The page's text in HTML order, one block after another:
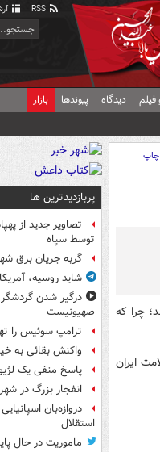
دیدگاه پیوندها بازار
چاپ
چرا که
ایران
پربازدیدترین ها
تصاویر جدید از
توسط سپاه
گربه جریان برق
شاید روسیه،
درگیر شدن گردشگر
صهیونیست
ترامپ سوئیس را
واکنش بقائی به
پاسخ منفی یک
انفجار بزرگ در
دروازه‌بان
استقلال
ماموریت در حال